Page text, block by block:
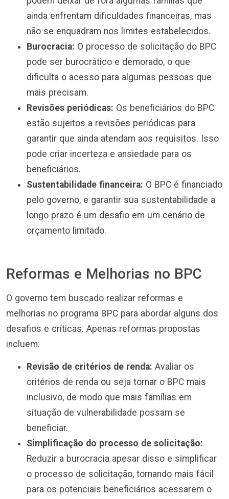
ainda enfrentam dificuldades financeiras, mas
não se enquadram nos limites estabelecidos.
Burocracia: O processo de solicitação do BPC
pode ser burocrático e demorado, o que
dificulta o acesso para algumas pessoas que
mais precisam.
Revisões periódicas: Os beneficiários do BPC
estão sujeitos a revisões periódicas para
garantir que ainda atendam aos requisitos. Isso
pode criar incerteza e ansiedade para os
beneficiários.
Sustentabilidade financeira: O BPC é financiado
pelo governo, e garantir sua sustentabilidade a
longo prazo é um desafio em um cenário de
orçamento limitado.
Reformas e Melhorias no BPC
O governo tem buscado realizar reformas e
melhorias no programa BPC para abordar alguns dos
desafios e críticas. Apenas reformas propostas
incluem:
Revisão de critérios de renda: Avaliar os
critérios de renda ou seja tornar o BPC mais
inclusivo, de modo que mais famílias em
situação de vulnerabilidade possam se
beneficiar.
Simplificação do processo de solicitação:
Reduzir a burocracia apesar disso e simplificar
o processo de solicitação, tornando mais fácil
para os potenciais beneficiários acessarem o